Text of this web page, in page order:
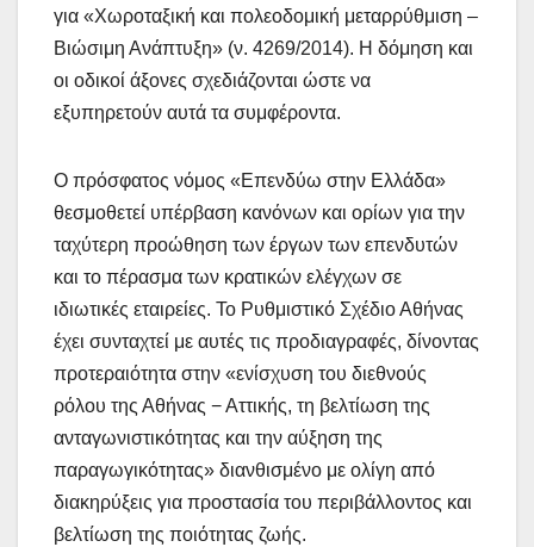
για «Χωροταξική και πολεοδομική μεταρρύθμιση –
Βιώσιμη Ανάπτυξη» (ν. 4269/2014). Η δόμηση και
οι οδικοί άξονες σχεδιάζονται ώστε να
εξυπηρετούν αυτά τα συμφέροντα.
Ο πρόσφατος νόμος «Επενδύω στην Ελλάδα»
θεσμοθετεί υπέρβαση κανόνων και ορίων για την
ταχύτερη προώθηση των έργων των επενδυτών
και το πέρασμα των κρατικών ελέγχων σε
ιδιωτικές εταιρείες. Το Ρυθμιστικό Σχέδιο Αθήνας
έχει συνταχτεί με αυτές τις προδιαγραφές, δίνοντας
προτεραιότητα στην «ενίσχυση του διεθνούς
ρόλου της Αθήνας − Αττικής, τη βελτίωση της
ανταγωνιστικότητας και την αύξηση της
παραγωγικότητας» διανθισμένο με ολίγη από
διακηρύξεις για προστασία του περιβάλλοντος και
βελτίωση της ποιότητας ζωής.